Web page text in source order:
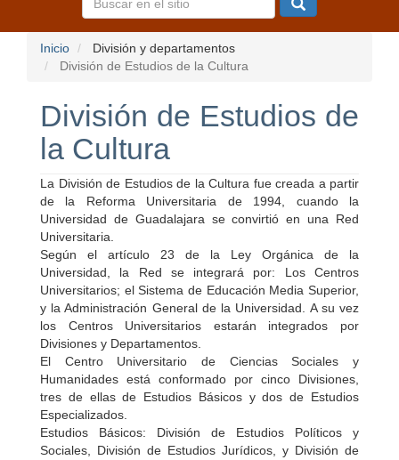
Inicio
División y departamentos
División de Estudios de la Cultura
División de Estudios de
la Cultura
La División de Estudios de la Cultura fue creada a partir
de la Reforma Universitaria de 1994, cuando la
Universidad de Guadalajara se convirtió en una Red
Universitaria.
Según el artículo 23 de la Ley Orgánica de la
Universidad, la Red se integrará por: Los Centros
Universitarios; el Sistema de Educación Media Superior,
y la Administración General de la Universidad. A su vez
los Centros Universitarios estarán integrados por
Divisiones y Departamentos.
El Centro Universitario de Ciencias Sociales y
Humanidades está conformado por cinco Divisiones,
tres de ellas de Estudios Básicos y dos de Estudios
Especializados.
Estudios Básicos: División de Estudios Políticos y
Sociales, División de Estudios Jurídicos, y División de